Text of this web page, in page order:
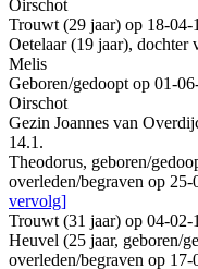
Oirschot
Trouwt (29 jaar) op 18-04-
Oetelaar (19 jaar), dochter
Melis
Geboren/gedoopt op 01-
Oirschot
Gezin Joannes van
14.1.
Theodorus, geboren/
overleden/begraven op
vervolg]
Trouwt (31 jaar) op 04-02-
Heuvel (25 jaar, geboren/
overleden/begraven op